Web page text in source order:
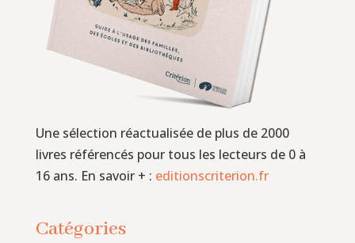
Une sélection réactualisée de plus de 2000
livres référencés pour tous les lecteurs de 0 à
16 ans. En savoir + : editionscriterion.fr
Catégories